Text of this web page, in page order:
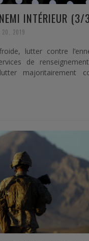
INTÉRIEUR (3/
20, 2019
lutter contre
de
majoritairement